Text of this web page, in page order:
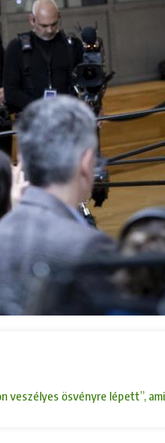
veszélyes ösvényre